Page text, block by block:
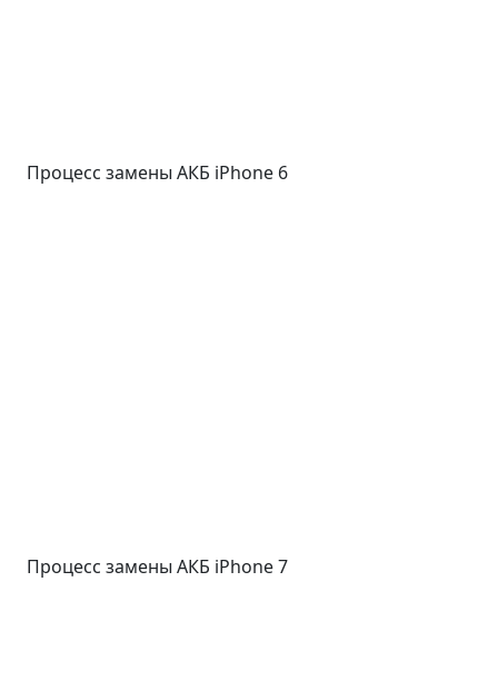
Процесс замены АКБ iPhone 6
Процесс замены АКБ iPhone 7